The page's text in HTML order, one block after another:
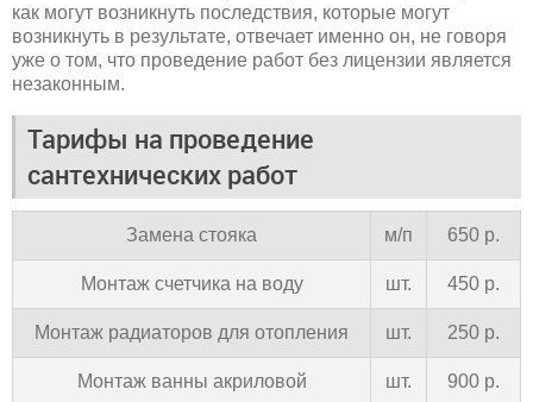
как могут возникнуть последствия, которые могут
возникнуть в результате, отвечает именно он, не говоря
уже о том, что проведение работ без лицензии является
незаконным.
Тарифы на проведение
сантехнических работ
Замена стояка м/п 650 р.
Монтаж счетчика на воду шт. 450 р.
Монтаж радиаторов для отопления шт. 250 р.
Монтаж ванны акриловой шт. 900 р.